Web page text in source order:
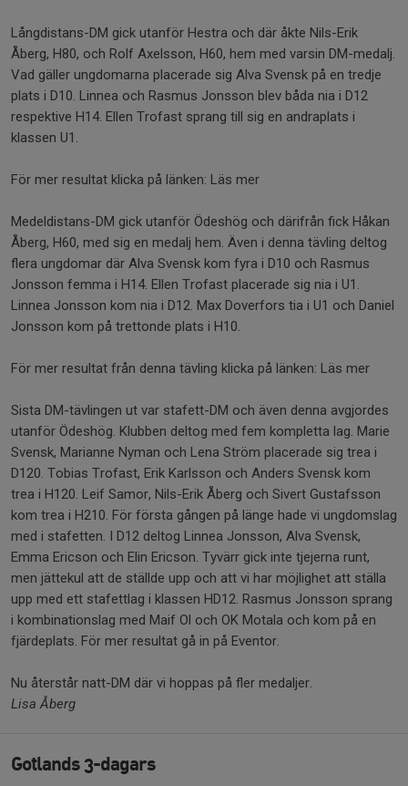
Långdistans-DM gick utanför Hestra och där åkte Nils-Erik
Åberg, H80, och Rolf Axelsson, H60, hem med varsin DM-medalj.
Vad gäller ungdomarna placerade sig Alva Svensk på en tredje
plats i D10. Linnea och Rasmus Jonsson blev båda nia i D12
respektive H14. Ellen Trofast sprang till sig en andraplats i
klassen U1.
För mer resultat klicka på länken: Läs mer
Medeldistans-DM gick utanför Ödeshög och därifrån fick Håkan
Åberg, H60, med sig en medalj hem. Även i denna tävling deltog
flera ungdomar där Alva Svensk kom fyra i D10 och Rasmus
Jonsson femma i H14. Ellen Trofast placerade sig nia i U1.
Linnea Jonsson kom nia i D12. Max Doverfors tia i U1 och Daniel
Jonsson kom på trettonde plats i H10.
För mer resultat från denna tävling klicka på länken: Läs mer
Sista DM-tävlingen ut var stafett-DM och även denna avgjordes
utanför Ödeshög. Klubben deltog med fem kompletta lag. Marie
Svensk, Marianne Nyman och Lena Ström placerade sig trea i
D120. Tobias Trofast, Erik Karlsson och Anders Svensk kom
trea i H120. Leif Samor, Nils-Erik Åberg och Sivert Gustafsson
kom trea i H210. För första gången på länge hade vi ungdomslag
med i stafetten. I D12 deltog Linnea Jonsson, Alva Svensk,
Emma Ericson och Elin Ericson. Tyvärr gick inte tjejerna runt,
men jättekul att de ställde upp och att vi har möjlighet att ställa
upp med ett stafettlag i klassen HD12. Rasmus Jonsson sprang
i kombinationslag med Maif Ol och OK Motala och kom på en
fjärdeplats. För mer resultat gå in på Eventor.
Nu återstår natt-DM där vi hoppas på fler medaljer.
Lisa Åberg
Gotlands 3-dagars